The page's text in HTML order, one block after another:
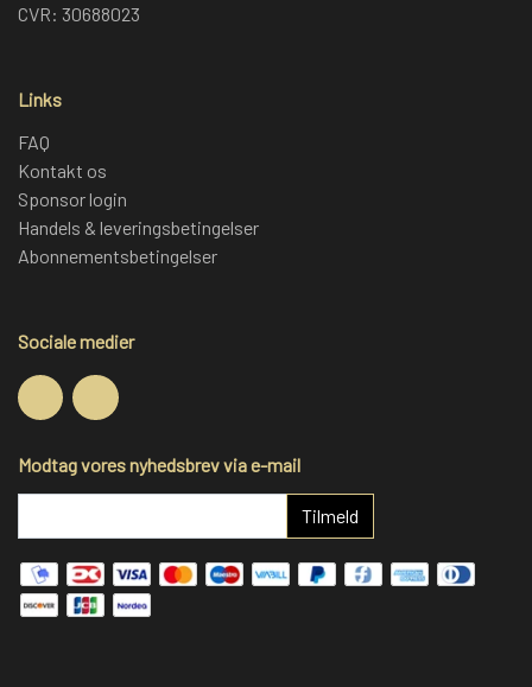
CVR: 30688023
Links
FAQ
Kontakt os
Sponsor login
Handels & leveringsbetingelser
Abonnementsbetingelser
Sociale medier
Modtag vores nyhedsbrev via e-mail
Tilmeld